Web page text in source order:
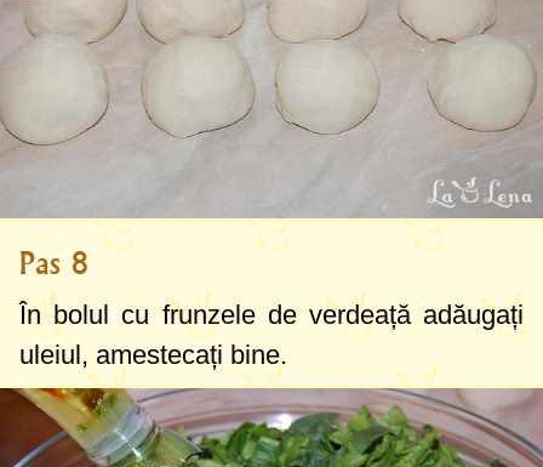
Pas 8
În bolul cu frunzele de verdeață adăugați
uleiul, amestecați bine.